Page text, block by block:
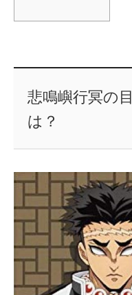
悲鳴嶼行冥の
は？